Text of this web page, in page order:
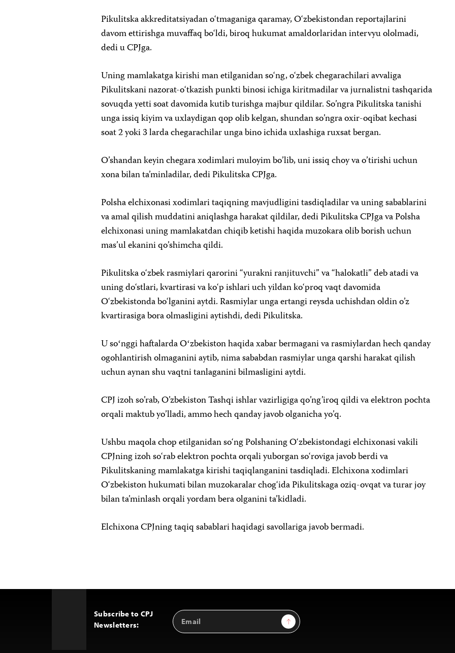
Pikulitska akkreditatsiyadan o‘tmaganiga qaramay, O‘zbekistondan reportajlarini
davom ettirishga muvaffaq bo‘ldi, biroq hukumat amaldorlaridan intervyu ololmadi,
dedi u CPJga.
Uning mamlakatga kirishi man etilganidan so‘ng, o‘zbek chegarachilari avvaliga
Pikulitskani nazorat-o‘tkazish punkti binosi ichiga kiritmadilar va jurnalistni tashqarida
sovuqda yetti soat davomida kutib turishga majbur qildilar. So’ngra Pikulitska tanishi
unga issiq kiyim va uxlaydigan qop olib kelgan, shundan so’ngra oxir-oqibat kechasi
soat 2 yoki 3 larda chegarachilar unga bino ichida uxlashiga ruxsat bergan.
O’shandan keyin chegara xodimlari muloyim bo’lib, uni issiq choy va o’tirishi uchun
xona bilan ta’minladilar, dedi Pikulitska CPJga.
Polsha elchixonasi xodimlari taqiqning mavjudligini tasdiqladilar va uning sabablarini
va amal qilish muddatini aniqlashga harakat qildilar, dedi Pikulitska CPJga va Polsha
elchixonasi uning mamlakatdan chiqib ketishi haqida muzokara olib borish uchun
mas’ul ekanini qo’shimcha qildi.
Pikulitska o‘zbek rasmiylari qarorini “yurakni ranjituvchi” va “halokatli” deb atadi va
uning do‘stlari, kvartirasi va ko‘p ishlari uch yildan ko‘proq vaqt davomida
O‘zbekistonda bo‘lganini aytdi. Rasmiylar unga ertangi reysda uchishdan oldin o’z
kvartirasiga bora olmasligini aytishdi, dedi Pikulitska.
U soʻnggi haftalarda Oʻzbekiston haqida xabar bermagani va rasmiylardan hech qanday
ogohlantirish olmaganini aytib, nima sababdan rasmiylar unga qarshi harakat qilish
uchun aynan shu vaqtni tanlaganini bilmasligini aytdi.
CPJ izoh so’rab, O’zbekiston Tashqi ishlar vazirligiga qo’ng’iroq qildi va elektron pochta
orqali maktub yo’lladi, ammo hech qanday javob olganicha yo’q.
Ushbu maqola chop etilganidan so‘ng Polshaning O‘zbekistondagi elchixonasi vakili
CPJning izoh so‘rab elektron pochta orqali yuborgan so‘roviga javob berdi va
Pikulitskaning mamlakatga kirishi taqiqlanganini tasdiqladi. Elchixona xodimlari
O‘zbekiston hukumati bilan muzokaralar chog‘ida Pikulitskaga oziq-ovqat va turar joy
bilan ta’minlash orqali yordam bera olganini ta’kidladi.
Elchixona CPJning taqiq sabablari haqidagi savollariga javob bermadi.
Subscribe to CPJ
Newsletters:
Email
Address
Sign Up